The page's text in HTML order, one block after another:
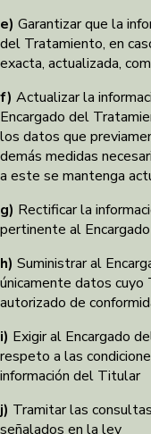
e) Garantizar que la
del Tratamiento, en
exacta, actualizada,
f) Actualizar la
Encargado del
los datos que
demás medidas
a este se mantenga
g) Rectificar la
pertinente al
h) Suministrar al
únicamente datos
autorizado de
i) Exigir al Encargado
respeto a las
información del Titular
j) Tramitar las
señalados en la ley